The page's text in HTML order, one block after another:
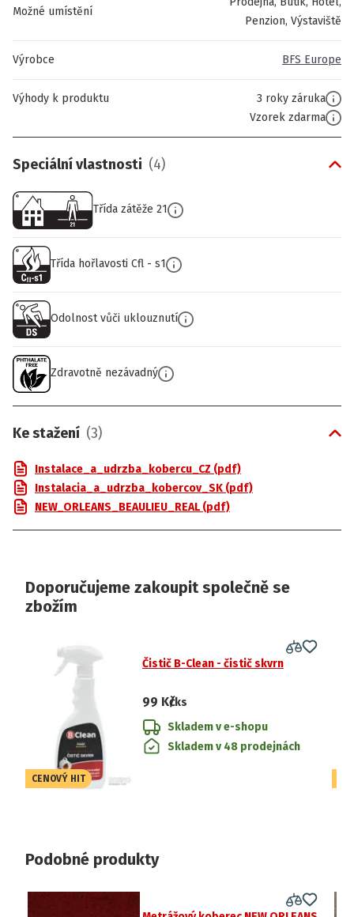
Možné umístění
Penzion, Výstaviště
Výrobce BFS Europe
Výhody k produktu
3 roky záruka
Vzorek zdarma
Speciální vlastnosti (4)
Třída zátěže 21
Třída hořlavosti Cfl - s1
Odolnost vůči uklouznutí
Zdravotně nezávadný
Ke stažení (3)
Instalace_a_udrzba_kobercu_CZ (pdf)
Instalacia_a_udrzba_kobercov_SK (pdf)
NEW_ORLEANS_BEAULIEU_REAL (pdf)
Doporučujeme zakoupit společně se
zbožím
CENOVÝ HIT
Čistič B-Clean - čistič skvrn
99 Kč/ks
Skladem v e-shopu
Skladem v 48 prodejnách
Podobné produkty